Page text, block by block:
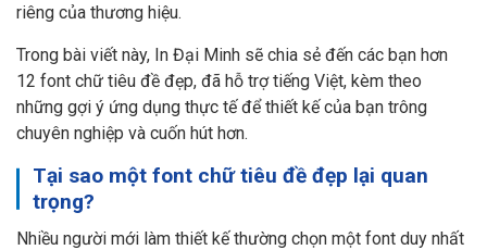
riêng của thương hiệu.
Trong bài viết này, In Đại Minh sẽ chia sẻ đến các bạn hơn
12 font chữ tiêu đề đẹp, đã hỗ trợ tiếng Việt, kèm theo
những gợi ý ứng dụng thực tế để thiết kế của bạn trông
chuyên nghiệp và cuốn hút hơn.
Tại sao một font chữ tiêu đề đẹp lại quan
trọng?
Nhiều người mới làm thiết kế thường chọn một font duy nhất